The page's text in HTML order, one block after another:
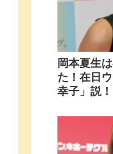
岡本夏生
た！在日
幸子」説！